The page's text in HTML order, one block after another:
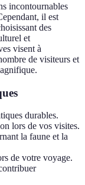
incontournables
il est
des
et
visent à
de visiteurs et
durables.
lors de vos visites.
la faune et la
de votre voyage.